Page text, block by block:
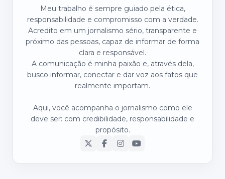
Meu trabalho é sempre guiado pela ética,
responsabilidade e compromisso com a verdade.
Acredito em um jornalismo sério, transparente e
próximo das pessoas, capaz de informar de forma
clara e responsável.
A comunicação é minha paixão e, através dela,
busco informar, conectar e dar voz aos fatos que
realmente importam.
Aqui, você acompanha o jornalismo como ele
deve ser: com credibilidade, responsabilidade e
propósito.